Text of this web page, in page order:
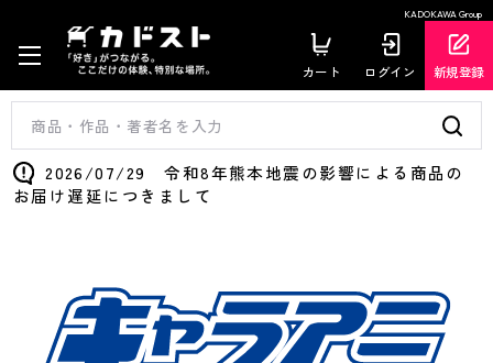
KADOKAWA Group
カート ログイン 新規登録
2026/07/29 令和8年熊本地震の影響による商品の
お届け遅延につきまして